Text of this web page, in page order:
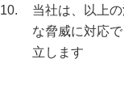
当社は、以上
な脅威に対応
立します